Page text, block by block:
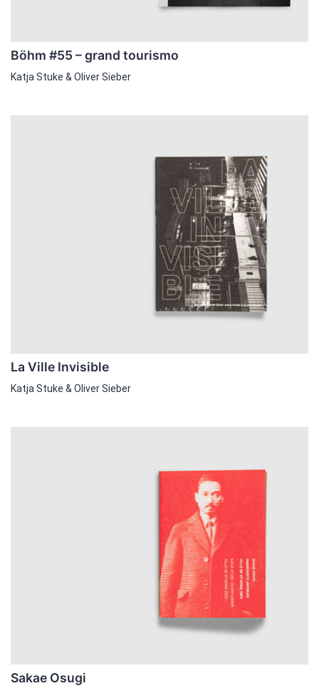
Böhm #55 – grand tourismo
Katja Stuke & Oliver Sieber
La Ville Invisible
Katja Stuke & Oliver Sieber
Sakae Osugi